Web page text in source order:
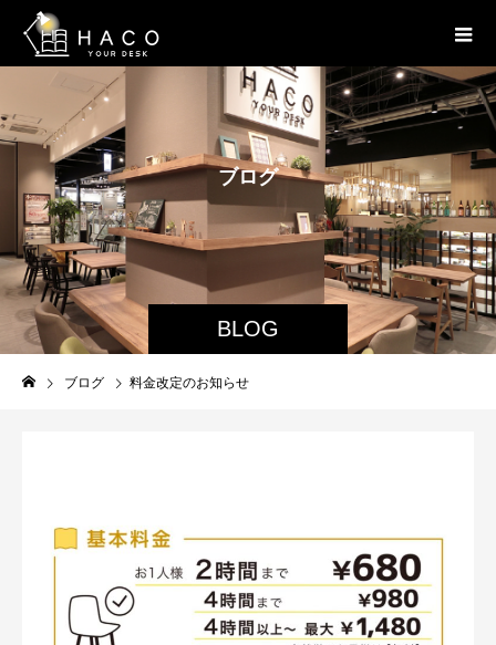
BLOG
ブログ
ブログ 料金改定のお知らせ